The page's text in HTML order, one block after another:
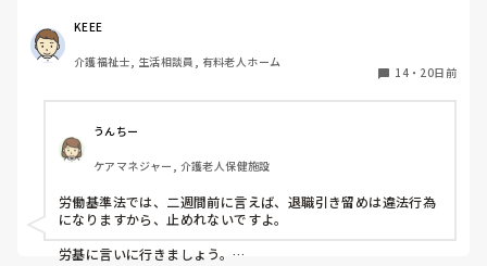
辞めるのは簡単、1人怒っても相手にされない。
法律的にはどうなのか。よければ相談もアリですよ。
笑って流されるだけで、何一つ改善されなかった事が施設長
の中で無かった事になっているのか、たいしたことないと思
われていたのかは謎ですが、再度説明すると少し考え「一旦
有給がほぼ丸々残っているのでそれも消費して辞めたいこと
を伝えましたが、表情が険しかったので使えるか分かりませ
ん。
少し前に夜勤者2人が夜勤を辞退し、今、夜勤と早遅が出来
る職員が足らず、それに加え自分まで辞めると回らないと思
うけど、自分も自分の身体が一番なので、後の事を考える余
裕はありません。
今まで10年以上、介護の仕事をしてきたけど、次は新たな職
KEEE
介護福祉士, 生活相談員, 有料老人ホーム
14・ 20日前
うんちー
ケアマネジャー, 介護老人保健施設
労働基準法では、二週間前に言えば、退職引き留めは違法行為
になりますから、止めれないですよ。
労基に言いに行きましょう。